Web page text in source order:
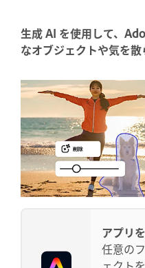
生成 AI を使用して、
なオブジェクトや気を散
アプリ
任意の